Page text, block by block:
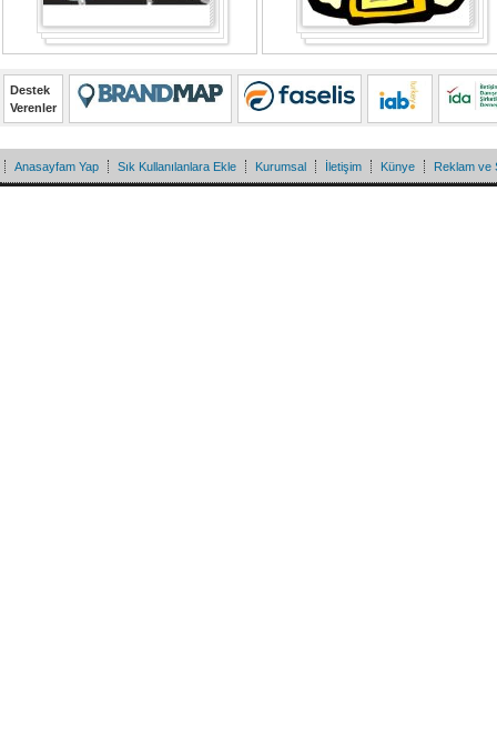
Destek
Verenler
Anasayfam Yap Sık Kullanılanlara Ekle Kurumsal İletişim Künye Reklam ve